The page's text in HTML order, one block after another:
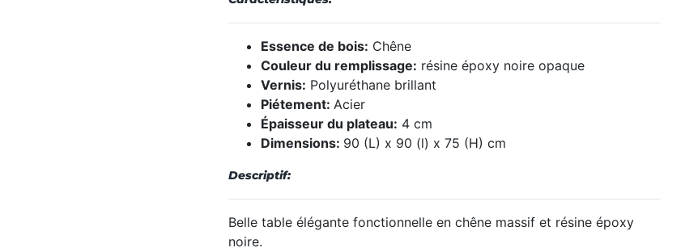
Essence de bois: Chêne
Couleur du remplissage: résine époxy noire opaque
Vernis: Polyuréthane brillant
Piétement: Acier
Épaisseur du plateau: 4 cm
Dimensions: 90 (L) x 90 (l) x 75 (H) cm
Descriptif:
Belle table élégante fonctionnelle en chêne massif et résine époxy
noire.